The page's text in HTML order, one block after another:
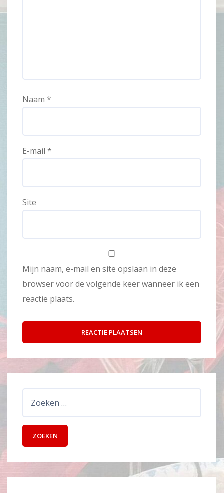
Naam *
E-mail *
Site
Mijn naam, e-mail en site opslaan in deze
browser voor de volgende keer wanneer ik een
reactie plaats.